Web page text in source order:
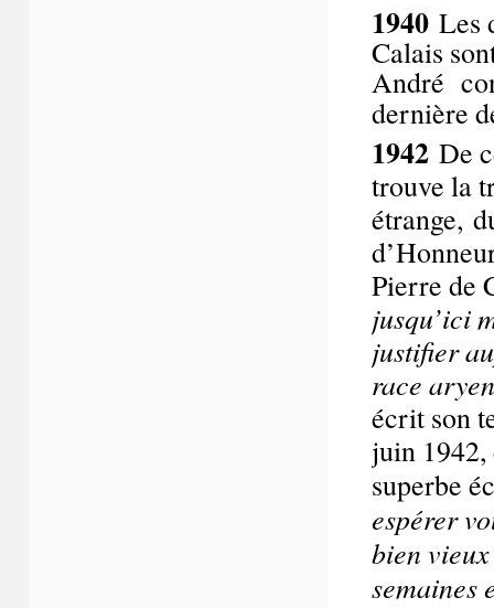
1940 Les
Calais
André
dernière
1942 De
trouve la
étrange,
Pierre de
jusqu’ici
justifier
race
écrit son
juin 1942,
superbe
espérer
bien
semaines